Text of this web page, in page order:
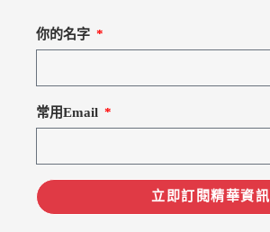
你的名字
常用Email
立即訂閱精華資訊